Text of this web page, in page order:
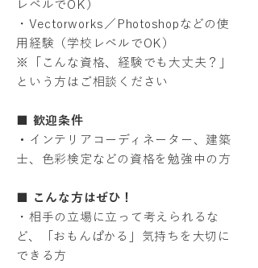
レベルでOK）
・Vectorworks／Photoshopなどの使
用経験（学校レベルでOK）
※「こんな資格、経験でも大丈夫？」
という方はご相談ください
■ 歓迎条件
・ インテリアコーディネーター、建築
士、色彩検定などの資格を勉強中の方
■ こんな方はぜひ！
・相手の立場に立って考えられるな
ど、「おもんぱかる」気持ちを大切に
できる方